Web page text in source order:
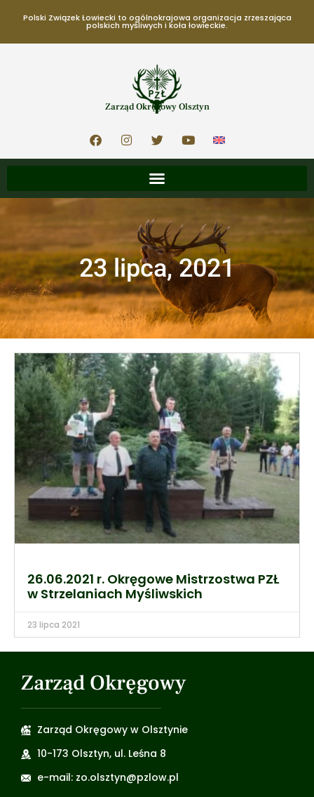
Polski Związek Łowiecki to ogólnokrajowa organizacja zrzeszająca
polskich myśliwych i koła łowieckie.
Zarząd Okręgowy Olsztyn
23 lipca, 2021
26.06.2021 r. Okręgowe Mistrzostwa PZŁ
w Strzelaniach Myśliwskich
23 lipca 2021
Zarząd Okręgowy
Zarząd Okręgowy w Olsztynie
10-173 Olsztyn, ul. Leśna 8
e-mail: zo.olsztyn@pzlow.pl